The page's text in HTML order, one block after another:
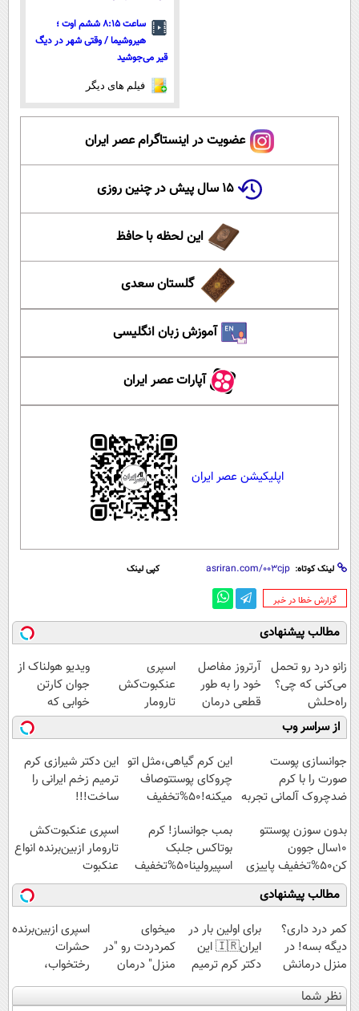
ساعت ۸:۱۵ ششم اوت ؛
هیروشیما / وقتی شهر در دیگ
قیر می‌جوشید
فیلم های دیگر
عضویت در اینستاگرام عصر ایران
۱۵ سال پیش در چنین روزی
این لحظه با حافظ
گلستان سعدی
آموزش زبان انگلیسی
آپارات عصر ایران
اپلیکیشن عصر ایران
لینک کوتاه: کپی لینک
‌گزارش خطا در خبر
مطالب پیشنهادی
زانو درد رو تحمل
می‌کنی که چی؟
راه‌حلش
همین‌جاست!
آرتروز مفاصل
خود را به طور
قطعی درمان
کنید!
◗پرسش‌نامه◖
اسپری
عنکبوت‌‌کش
تارومار
ازبین‌برنده انواع
عنکبوت
ویدیو هولناک از
جوان کارتن
خوابی که
میلیاردر شد.
آموزش رایگان
از سراسر وب
جوانسازی پوست
صورت را با کرم
ضدچروک آلمانی تجربه
این کرم گیاهی،مثل اتو
چروکای پوستتوصاف
میکنه!50%تخفیف
این دکتر شیرازی کرم
ترمیم زخم ایرانی را
ساخت!!!
بدون سوزن پوستتو
10سال جوون
کن50%تخفیف پاییزی
بمب جوانساز! کرم
بوتاکس جلبک
اسپیرولینا50%تخفیف
اسپری عنکبوت‌‌کش
تارومار ازبین‌برنده انواع
عنکبوت
مطالب پیشنهادی
کمر درد داری؟
دیگه بسه! در
منزل درمانش
کن
(◀پرسش‌نامه)
برای اولین بار در
ایران🇮🇷 این
دکتر کرم ترمیم
کننده 23 روزه
ساخت!
میخوای
کمردردت رو "در
منزل" درمان
کنی؟ (◂فیلم +
◂پرسش‌نامه)
اسپری ازبین‌برنده
حشرات
رختخواب،
مناسب برای
مقابله با انواع
نظر شما